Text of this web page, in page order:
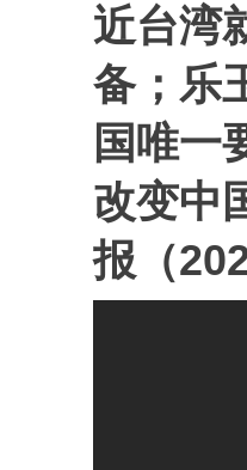
近台湾
备；乐
国唯一
改变中
报（